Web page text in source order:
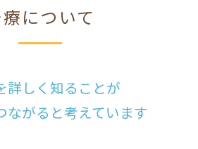
について
詳しく知ることが
ながると考えています